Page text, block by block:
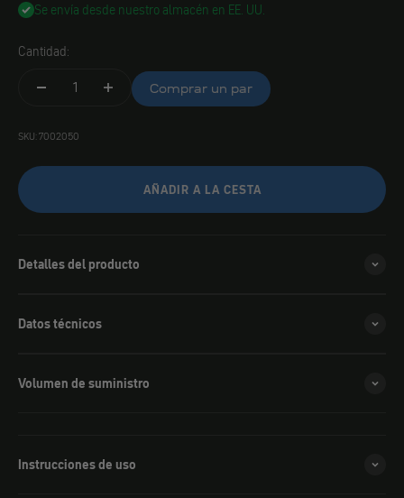
Se envía desde nuestro almacén en EE. UU.
Cantidad:
Comprar un par
SKU: 7002050
AÑADIR A LA CESTA
Detalles del producto
Datos técnicos
Volumen de suministro
Instrucciones de uso